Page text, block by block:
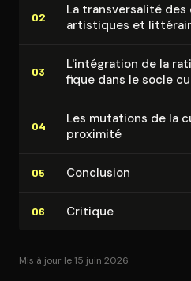
02
La trans­ver­sa­li­té des
artistiques et
03
L'in­té­gra­tion de la
fique dans le socle
04
Les mutations de la
proximité
05 Conclusion
06 Critique
Mis à jour le 15 juin 2026